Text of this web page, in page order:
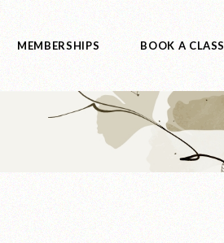
MEMBERSHIPS BOOK A CLASS